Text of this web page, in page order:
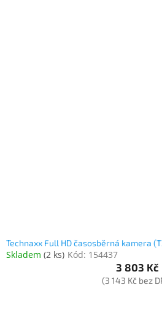
Technaxx Full HD časosběrná kamera
Skladem (2 ks) Kód: 154437
3 803 Kč
(3 143 Kč bez